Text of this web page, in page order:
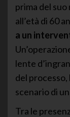
prima del
all’età di 60
a un
lente
del
scenario di
Tra le